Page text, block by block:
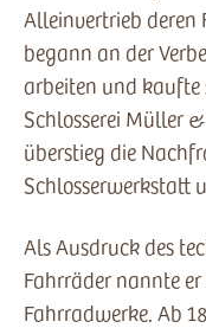
Alleinvertrieb deren
begann an der
arbeiten und kaufte
Schlosserei Müller
überstieg die
Schlosserwerkstatt
Als Ausdruck des
Fahrräder nannte
Fahrradwerke. Ab